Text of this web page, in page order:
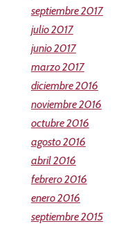
septiembre 2017
julio 2017
junio 2017
marzo 2017
diciembre 2016
noviembre 2016
octubre 2016
agosto 2016
abril 2016
febrero 2016
enero 2016
septiembre 2015